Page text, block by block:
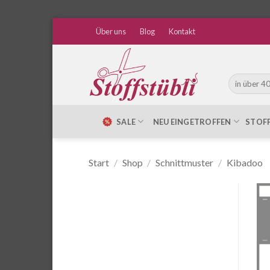
Über uns Blog Kontakt
Suche
nach:
SALE NEU EINGETROFFEN
Start / Shop / Schnittmuster / Kibadoo